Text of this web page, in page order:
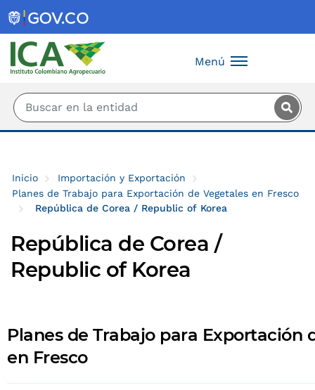
Menú
Inicio
Importación y Exportación
Planes de Trabajo para Exportación de Vegetales en Fresco
República de Corea / Republic of Korea
República de Corea /
Republic of Korea
Planes de Trabajo para Exportación
en Fresco